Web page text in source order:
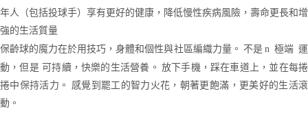
年人（包括投球手）享有更好的健康，降低慢性疾病風險，壽命更長和增
強的生活質量
保齡球的魔力在於用技巧，身體和個性與社區編織力量。 不是 n 極端 運
動，但是 可持續，快樂的生活營養。 放下手機，踩在車道上，並在每捲
捲中保持活力。 感覺到罷工的智力火花，朝著更飽滿，更美好的生活滾
動。